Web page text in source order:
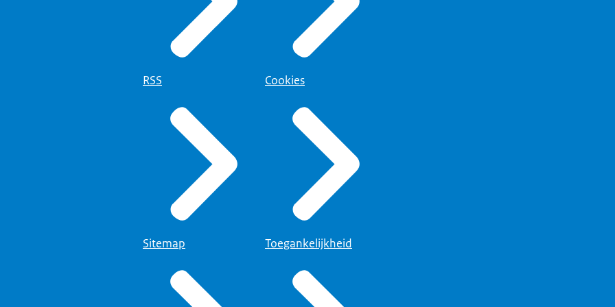
RSS
Sitemap
Cookies
Toegankelijkheid